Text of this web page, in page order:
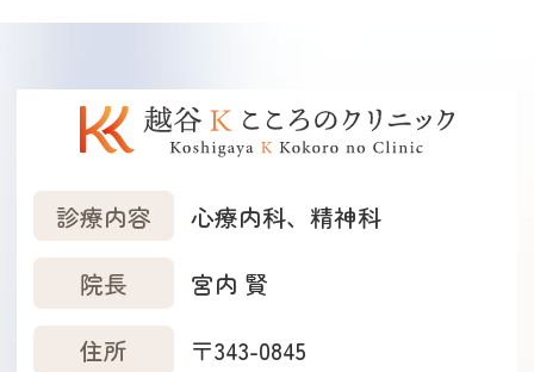
診療内容
心療内科、精神科
院長
宮内 賢
住所
〒343-0845